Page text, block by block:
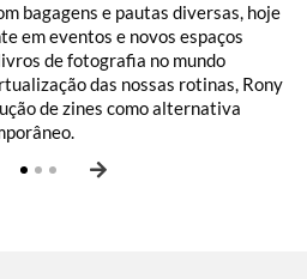
bagagens e pautas diversas, hoje
em eventos e novos espaços
de fotografia no mundo
das nossas rotinas, Rony
de zines como alternativa